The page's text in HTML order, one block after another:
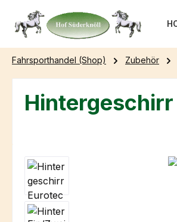
Hauptinhalt springen
Zur Suche springen
Zur Hauptnavigation springen
Fahrsporthandel (Shop) Zubehör
Bildergalerie überspringen